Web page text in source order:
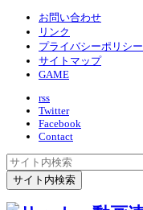
お問い合わせ
リンク
プライバシーポリシー
サイトマップ
GAME
rss
Twitter
Facebook
Contact